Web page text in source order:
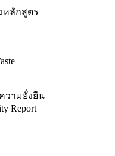
หลักสูตร
วามยั่งยืน
Report